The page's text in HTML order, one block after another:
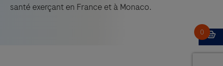
santé exerçant en France et à Monaco.